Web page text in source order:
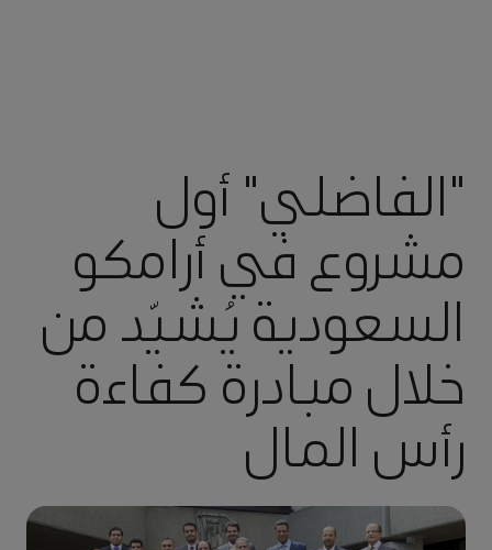
"الفاضلي" أول
مشروع في أرامكو
السعودية يُشيّد من
خلال مبادرة كفاءة
رأس المال